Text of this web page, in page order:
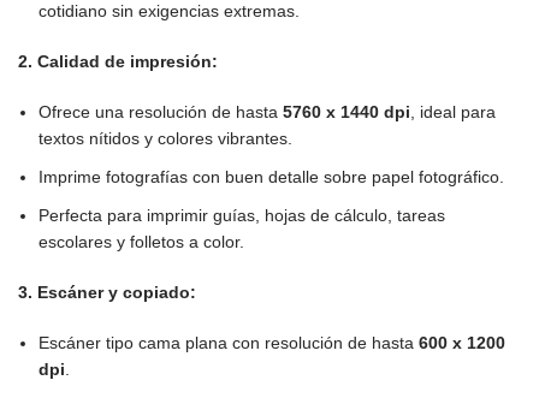
cotidiano sin exigencias extremas.
2. Calidad de impresión:
Ofrece una resolución de hasta 5760 x 1440 dpi , ideal para
textos nítidos y colores vibrantes.
Imprime fotografías con buen detalle sobre papel fotográfico.
Perfecta para imprimir guías, hojas de cálculo, tareas
escolares y folletos a color.
3. Escáner y copiado:
Escáner tipo cama plana con resolución de hasta 600 x 1200
dpi